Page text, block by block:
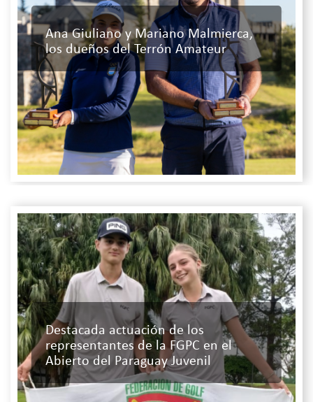
Ana Giuliano y Mariano Malmierca,
los dueños del Terrón Amateur
Destacada actuación de los
representantes de la FGPC en el
Abierto del Paraguay Juvenil